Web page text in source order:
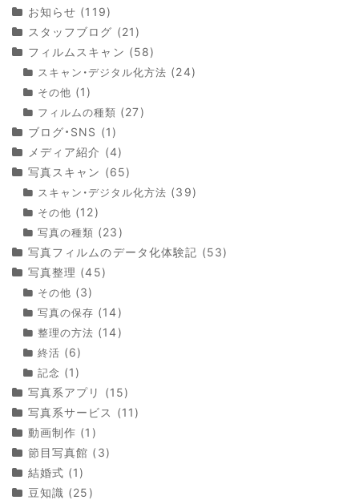
お知らせ (119)
スタッフブログ (21)
フィルムスキャン (58)
スキャン・デジタル化方法 (24)
その他 (1)
フィルムの種類 (27)
ブログ・SNS (1)
メディア紹介 (4)
写真スキャン (65)
スキャン・デジタル化方法 (39)
その他 (12)
写真の種類 (23)
写真フィルムのデータ化体験記 (53)
写真整理 (45)
その他 (3)
写真の保存 (14)
整理の方法 (14)
終活 (6)
記念 (1)
写真系アプリ
(15)
写真系サービス (11)
動画制作 (1)
節目写真館 (3)
結婚式 (1)
豆知識 (25)